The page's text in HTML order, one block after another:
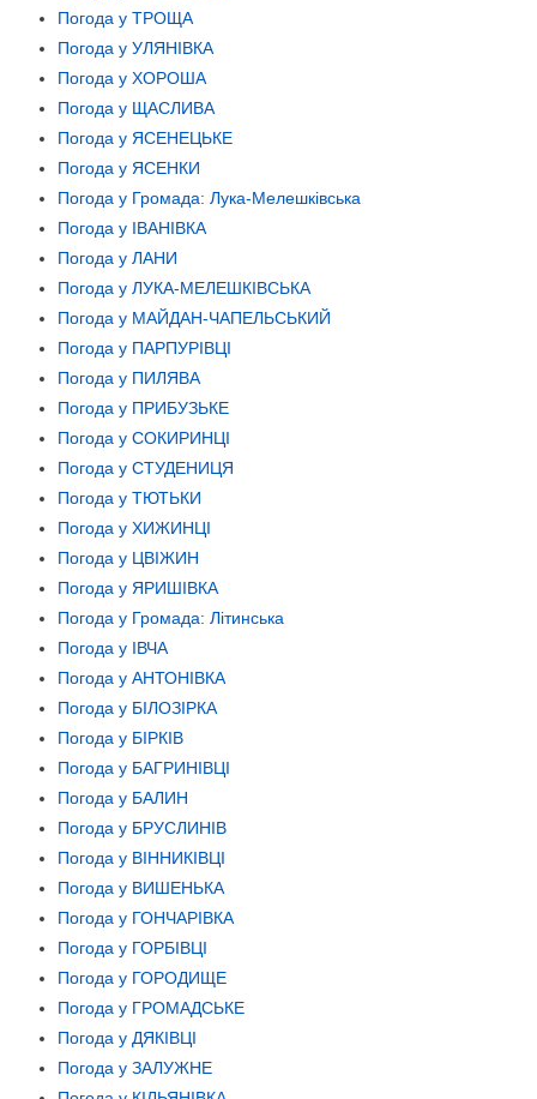
Погода у ТРОЩА
Погода у УЛЯНІВКА
Погода у ХОРОША
Погода у ЩАСЛИВА
Погода у ЯСЕНЕЦЬКЕ
Погода у ЯСЕНКИ
Погода у Громада: Лука-Мелешківська
Погода у ІВАНІВКА
Погода у ЛАНИ
Погода у ЛУКА-МЕЛЕШКІВСЬКА
Погода у МАЙДАН-ЧАПЕЛЬСЬКИЙ
Погода у ПАРПУРІВЦІ
Погода у ПИЛЯВА
Погода у ПРИБУЗЬКЕ
Погода у СОКИРИНЦІ
Погода у СТУДЕНИЦЯ
Погода у ТЮТЬКИ
Погода у ХИЖИНЦІ
Погода у ЦВІЖИН
Погода у ЯРИШІВКА
Погода у Громада: Літинська
Погода у ІВЧА
Погода у АНТОНІВКА
Погода у БІЛОЗІРКА
Погода у БІРКІВ
Погода у БАГРИНІВЦІ
Погода у БАЛИН
Погода у БРУСЛИНІВ
Погода у ВІННИКІВЦІ
Погода у ВИШЕНЬКА
Погода у ГОНЧАРІВКА
Погода у ГОРБІВЦІ
Погода у ГОРОДИЩЕ
Погода у ГРОМАДСЬКЕ
Погода у ДЯКІВЦІ
Погода у ЗАЛУЖНЕ